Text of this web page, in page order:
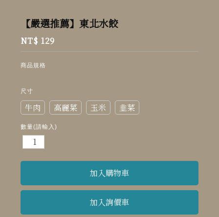
【嚴選推薦】東北水餃
NT$ 129
商品規格
尺寸
牛肉 高麗菜 玉米 韭菜
數量(請輸入)